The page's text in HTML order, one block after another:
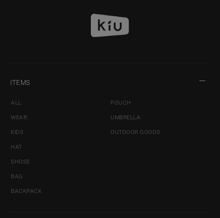
ITEMS
ALL
WEAR
KIDS
HAT
SHOSE
BAG
BACKPACK
POUCH
UMBRELLA
OUTDOOR GOODS